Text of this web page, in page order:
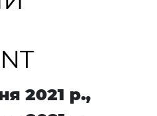
2021 р.,